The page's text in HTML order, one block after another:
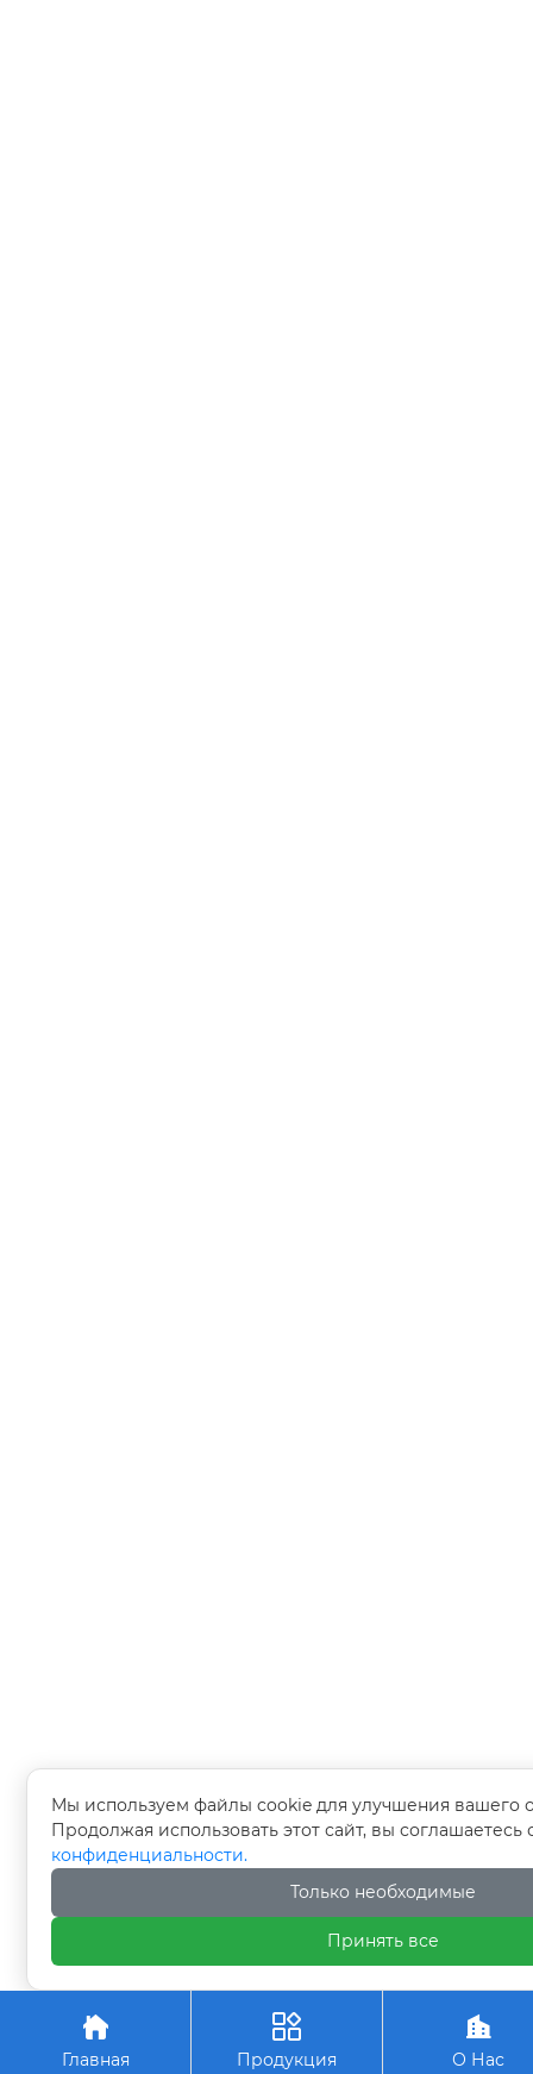

Главная

Продукция

О Нас
Мы используем файлы cookie для улучшения вашего
Продолжая использовать этот сайт, вы
конфиденциальности.
Только необходимые
Принять все